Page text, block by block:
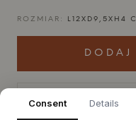
ROZMIAR: L12XD9,5XH4
Consent Details